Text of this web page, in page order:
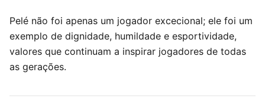
Pelé não foi apenas um jogador excecional; ele foi um
exemplo de dignidade, humildade e esportividade,
valores que continuam a inspirar jogadores de todas
as gerações.